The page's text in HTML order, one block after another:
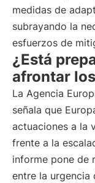
medidas de
subrayando la
esfuerzos de
¿Está
afrontar
La Agencia
señala que
actuaciones a la
frente a la
informe pone de
entre la urgencia